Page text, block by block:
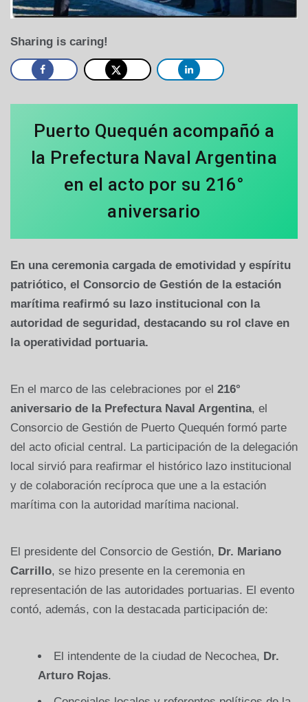
Sharing is caring!
Puerto Quequén acompañó a
la Prefectura Naval Argentina
en el acto por su 216°
aniversario
En una ceremonia cargada de emotividad y espíritu
patriótico, el Consorcio de Gestión de la estación
marítima reafirmó su lazo institucional con la
autoridad de seguridad, destacando su rol clave en
la operatividad portuaria.
En el marco de las celebraciones por el 216°
aniversario de la Prefectura Naval Argentina, el
Consorcio de Gestión de Puerto Quequén formó parte
del acto oficial central. La participación de la delegación
local sirvió para reafirmar el histórico lazo institucional
y de colaboración recíproca que une a la estación
marítima con la autoridad marítima nacional.
El presidente del Consorcio de Gestión, Dr. Mariano
Carrillo, se hizo presente en la ceremonia en
representación de las autoridades portuarias. El evento
contó, además, con la destacada participación de:
El intendente de la ciudad de Necochea, Dr.
Arturo Rojas.